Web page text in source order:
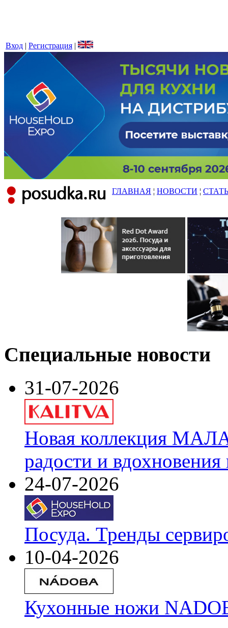
Вход | Регистрация |
ГЛАВНАЯ ¦ НОВОСТИ ¦
Специальные новости
31-07-2026
Новая коллекция
радости и
24-07-2026
Посуда. Тренды
10-04-2026
Кухонные ножи